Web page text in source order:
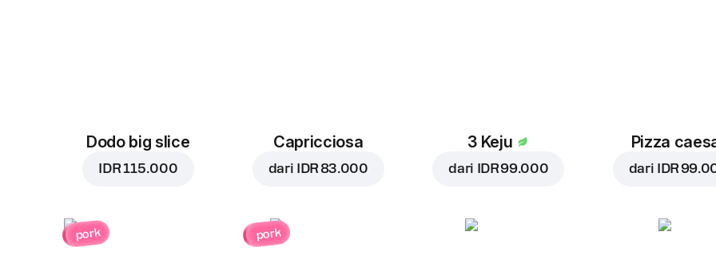
Dodo big slice
IDR 115.000
Capricciosa
dari IDR 83.000
3 Keju
dari IDR 99.000
Pizza
dari IDR
pork pork